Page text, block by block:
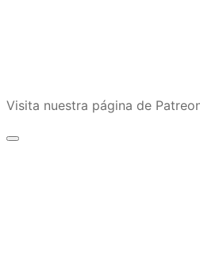
Visita nuestra página de